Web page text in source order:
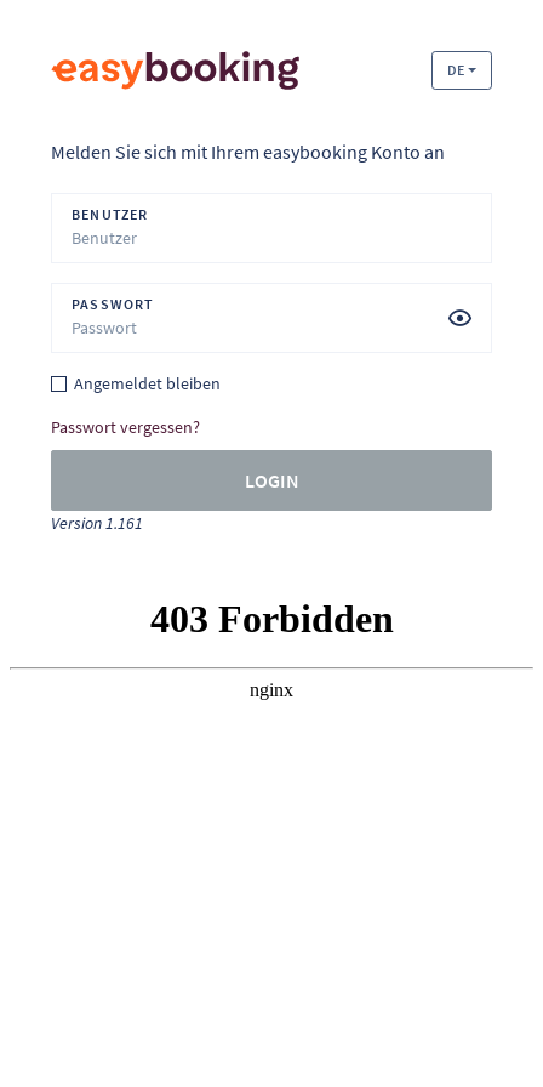
DE
Melden Sie sich mit Ihrem easybooking Konto an
BENUTZER
PASSWORT
Angemeldet bleiben
Passwort vergessen?
LOGIN
Version 1.161